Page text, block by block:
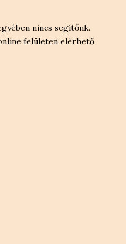
nincs segítőnk.
felületen elérhető